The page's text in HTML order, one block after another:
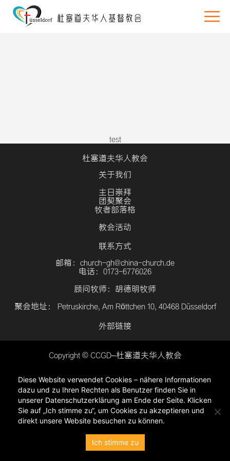
test
杜塞道夫华人教会
关于我们
主日崇拜
团契聚会
牧者部落格
教会活动
联系方式
邮箱：church-gh@china-church.de
电话：0173-6776026
顾问牧师：胡德明牧师
聚会地址： Petruskirche, Am Röttchen 10, 40468 Düsseldorf
外部链接
Copyright © CCGD–杜塞道夫华人教会
隐私政策
Diese Website verwendet Cookies – nähere Informationen
dazu und zu Ihren Rechten als Benutzer finden Sie in
unserer Datenschutzerklärung am Ende der Seite. Klicken
Sie auf „Ich stimme zu“, um Cookies zu akzeptieren und
direkt unsere Website besuchen zu können.
Ich stimme zu